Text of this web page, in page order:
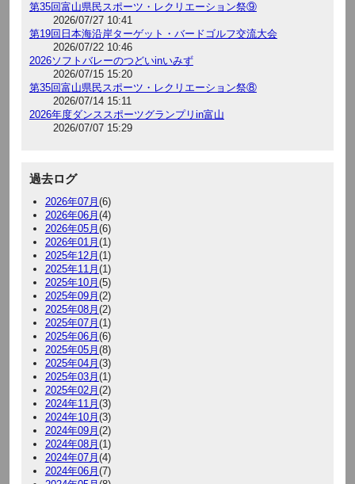
第35回富山県民スポーツ・レクリエーション祭⑨
2026/07/27 10:41
第19回日本海沿岸ターゲット・バードゴルフ交流大会
2026/07/22 10:46
2026ソフトバレーのつどいinいみず
2026/07/15 15:20
第35回富山県民スポーツ・レクリエーション祭⑧
2026/07/14 15:11
2026年度ダンススポーツグランプリin富山
2026/07/07 15:29
過去ログ
2026年07月 (6)
2026年06月 (4)
2026年05月 (6)
2026年01月 (1)
2025年12月 (1)
2025年11月 (1)
2025年10月 (5)
2025年09月 (2)
2025年08月 (2)
2025年07月 (1)
2025年06月 (6)
2025年05月 (8)
2025年04月 (3)
2025年03月 (1)
2025年02月 (2)
2024年11月 (3)
2024年10月 (3)
2024年09月 (2)
2024年08月 (1)
2024年07月 (4)
2024年06月 (7)